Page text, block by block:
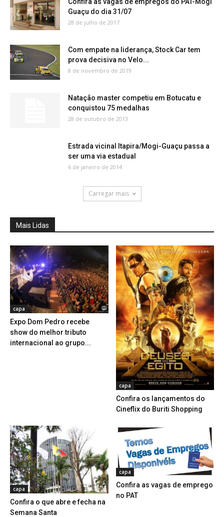
Confira as vagas de empregos do PAT-Mogi
Guaçu do dia 31/07
28 de julho de 2017
Com empate na liderança, Stock Car tem
prova decisiva no Velo...
8 de novembro de 2019
Natação master competiu em Botucatu e
conquistou 75 medalhas
28 de outubro de 2013
Estrada vicinal Itapira/Mogi-Guaçu passa a
ser uma via estadual
6 de janeiro de 2014
Carregar mais
Mais Lidas
capa
Expo Dom Pedro recebe
show do melhor tributo
internacional ao grupo...
capa
Confira os lançamentos do
Cineflix do Buriti Shopping
capa
Confira o que abre e fecha na
Semana Santa
capa
Confira as vagas de emprego
no PAT